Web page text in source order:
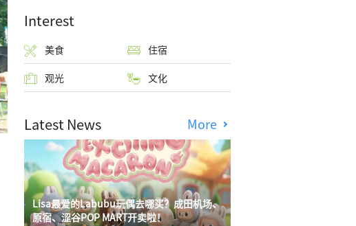
Interest
美食 住宿
观光 文化
Latest News More
Lisa最爱的Labubu玩偶去哪买？成田机场、
原宿、涩谷POP MART开卖啦！